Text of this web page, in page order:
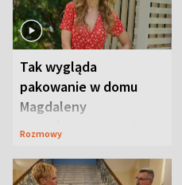
Tak wygląda
pakowanie w domu
Magdaleny
Waligórskiej-Lisieckiej.
Rozmowy